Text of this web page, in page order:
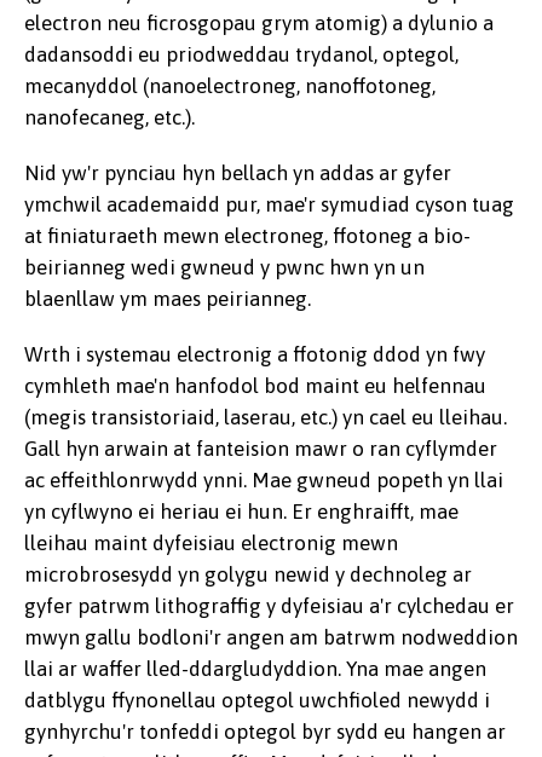
electron neu ficrosgopau grym atomig) a dylunio a
dadansoddi eu priodweddau trydanol, optegol,
mecanyddol (nanoelectroneg, nanoffotoneg,
nanofecaneg, etc.).
Nid yw'r pynciau hyn bellach yn addas ar gyfer
ymchwil academaidd pur, mae'r symudiad cyson tuag
at finiaturaeth mewn electroneg, ffotoneg a bio-
beirianneg wedi gwneud y pwnc hwn yn un
blaenllaw ym maes peirianneg.
Wrth i systemau electronig a ffotonig ddod yn fwy
cymhleth mae'n hanfodol bod maint eu helfennau
(megis transistoriaid, laserau, etc.) yn cael eu lleihau.
Gall hyn arwain at fanteision mawr o ran cyflymder
ac effeithlonrwydd ynni. Mae gwneud popeth yn llai
yn cyflwyno ei heriau ei hun. Er enghraifft, mae
lleihau maint dyfeisiau electronig mewn
microbrosesydd yn golygu newid y dechnoleg ar
gyfer patrwm lithograffig y dyfeisiau a'r cylchedau er
mwyn gallu bodloni'r angen am batrwm nodweddion
llai ar waffer lled-ddargludyddion. Yna mae angen
datblygu ffynonellau optegol uwchfioled newydd i
gynhyrchu'r tonfeddi optegol byr sydd eu hangen ar